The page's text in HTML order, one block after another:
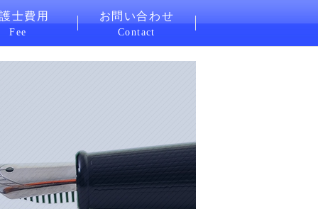
士費用
Fee
お問い合わせ
Contact